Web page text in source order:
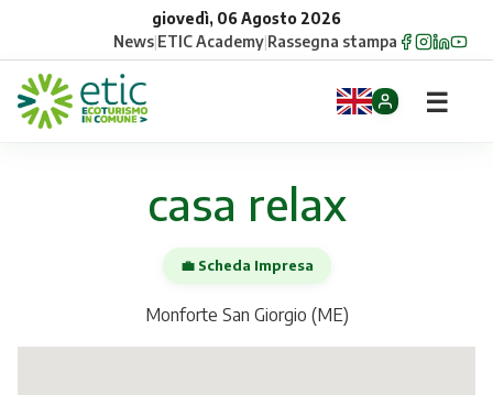
giovedì, 06 Agosto 2026
News|ETIC Academy|Rassegna stampa
☰
casa relax
💼 Scheda Impresa
Monforte San Giorgio (ME)